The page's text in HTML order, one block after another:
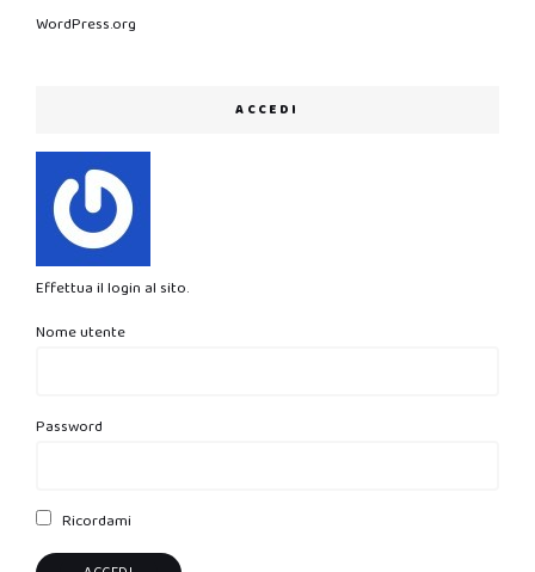
WordPress.org
ACCEDI
Effettua il login al sito.
Nome utente
Password
Ricordami